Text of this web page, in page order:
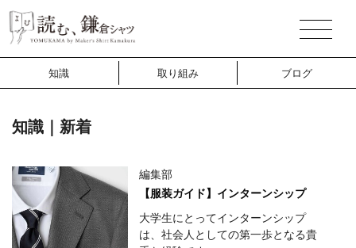
知識 取り組み ブログ
知識｜新着
編集部
【服装ガイド】インターンシップ
大学生にとってインターンシップ
は、社会人としての第一歩となる貴